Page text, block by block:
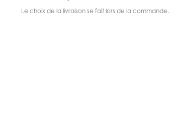
Le choix de la livraison se fait lors de la commande.